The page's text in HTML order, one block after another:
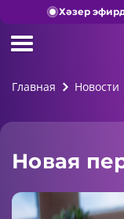
Хәзер
Главная Новости
Новая